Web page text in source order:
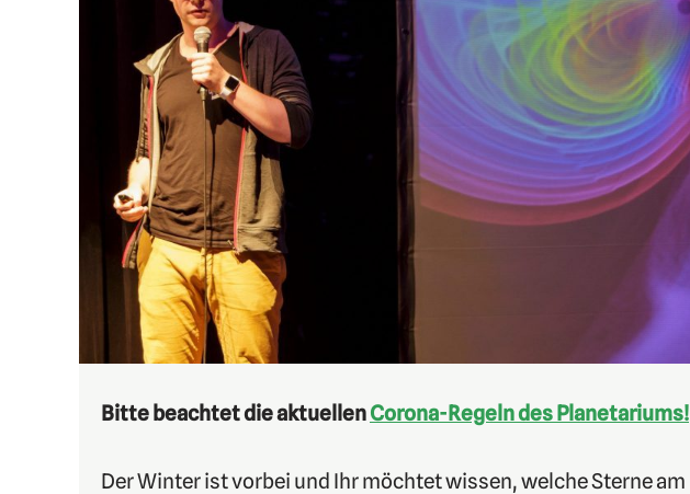
Bitte beachtet die aktuellenCorona-Regeln des Planetariums!
Der Winter ist vorbei und Ihr möchtet wissen, welche Sterne am